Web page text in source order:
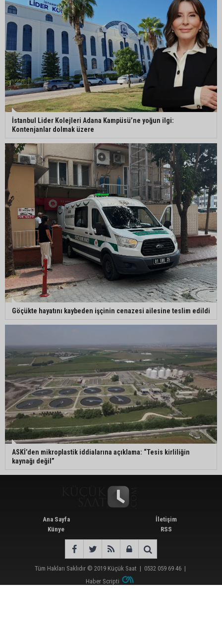
İstanbul Lider Kolejleri Adana Kampüsü’ne yoğun ilgi:
Kontenjanlar dolmak üzere
Göçükte hayatını kaybeden işçinin cenazesi ailesine teslim edildi
ASKİ’den mikroplastik iddialarına açıklama: “Tesis kirliliğin
kaynağı değil”
Ana Sayfa
Künye
İletişim
RSS
Tüm Hakları Saklıdır © 2019 Küçük Saat | 0532 059 69 46 |
Haber Scripti